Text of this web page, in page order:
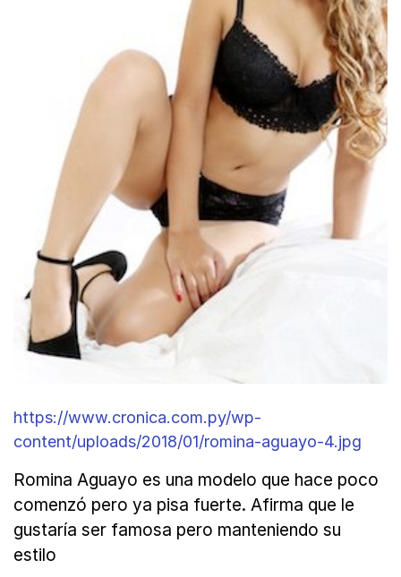
https://www.cronica.com.py/wp-
content/uploads/2018/01/romina-aguayo-4.jpg
Romina Aguayo es una modelo que hace poco
comenzó pero ya pisa fuerte. Afirma que le
gustaría ser famosa pero manteniendo su
estilo